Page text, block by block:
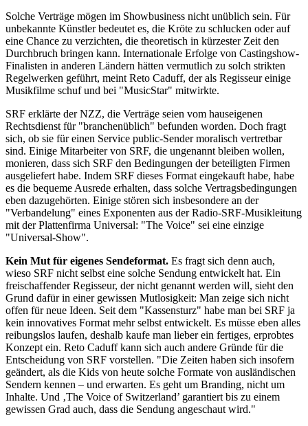
Solche Verträge mögen im Showbusiness nicht unüblich sein. Für
unbekannte Künstler bedeutet es, die Kröte zu schlucken oder auf
eine Chance zu verzichten, die theoretisch in kürzester Zeit den
Durchbruch bringen kann. Internationale Erfolge von Castingshow-
Finalisten in anderen Ländern hätten vermutlich zu solch strikten
Regelwerken geführt, meint Reto Caduff, der als Regisseur einige
Musikfilme schuf und bei "MusicStar" mitwirkte.
SRF erklärte der NZZ, die Verträge seien vom hauseigenen
Rechtsdienst für "branchenüblich" befunden worden. Doch fragt
sich, ob sie für einen Service public-Sender moralisch vertretbar
sind. Einige Mitarbeiter von SRF, die ungenannt bleiben wollen,
monieren, dass sich SRF den Bedingungen der beteiligten Firmen
ausgeliefert habe. Indem SRF dieses Format eingekauft habe, habe
es die bequeme Ausrede erhalten, dass solche Vertragsbedingungen
eben dazugehörten. Einige stören sich insbesondere an der
"Verbandelung" eines Exponenten aus der Radio-SRF-Musikleitung
mit der Plattenfirma Universal: "The Voice" sei eine einzige
"Universal-Show".
Kein Mut für eigenes Sendeformat. Es fragt sich denn auch,
wieso SRF nicht selbst eine solche Sendung entwickelt hat. Ein
freischaffender Regisseur, der nicht genannt werden will, sieht den
Grund dafür in einer gewissen Mutlosigkeit: Man zeige sich nicht
offen für neue Ideen. Seit dem "Kassensturz" habe man bei SRF ja
kein innovatives Format mehr selbst entwickelt. Es müsse eben alles
reibungslos laufen, deshalb kaufe man lieber ein fertiges, erprobtes
Konzept ein. Reto Caduff kann sich auch andere Gründe für die
Entscheidung von SRF vorstellen. "Die Zeiten haben sich insofern
geändert, als die Kids von heute solche Formate von ausländischen
Sendern kennen – und erwarten. Es geht um Branding, nicht um
Inhalte. Und ‚The Voice of Switzerland’ garantiert bis zu einem
gewissen Grad auch, dass die Sendung angeschaut wird."